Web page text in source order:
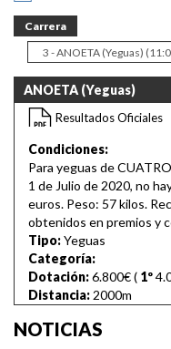
Carrera
ANOETA (Yeguas)
Resultados Oficiales
Condiciones:
Para yeguas de
1 de Julio de 2020, no
euros. Peso: 57 kilos.
obtenidos en premios y
Tipo:Yeguas
Categoría:
Dotación:6.800€ ( 1º
Distancia: 2000m
NOTICIAS